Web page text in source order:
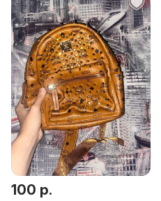
100 р.